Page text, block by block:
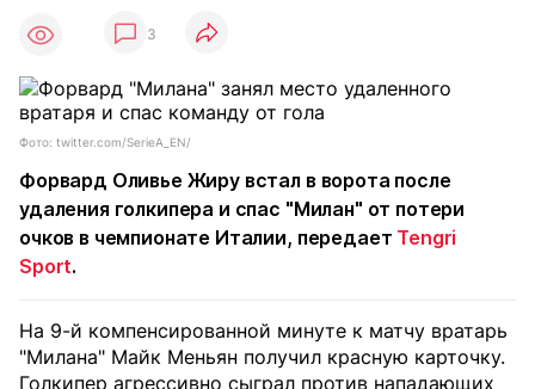
3
Фото: twitter.com/SerieA_EN/
Форвард Оливье Жиру встал в ворота после
удаления голкипера и спас "Милан" от потери
очков в чемпионате Италии, передает Tengri
Sport.
На 9-й компенсированной минуте к матчу вратарь
"Милана" Майк Меньян получил красную карточку.
Голкипер агрессивно сыграл против нападающих